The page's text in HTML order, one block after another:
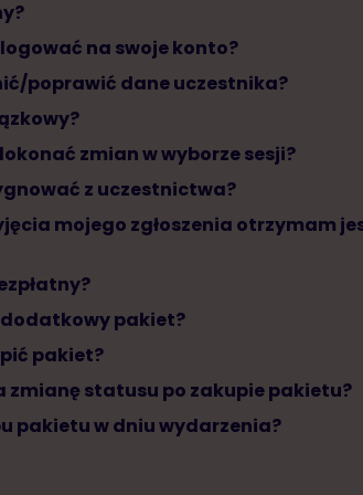
na swoje konto?
poprawić dane uczestnika?
zmian w wyborze sesji?
z uczestnictwa?
mojego zgłoszenia otrzymam
dodatkowy pakiet?
pakiet?
zmianę statusu po zakupie pakietu?
pakietu w dniu wydarzenia?